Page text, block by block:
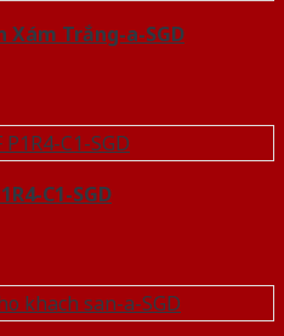
Xám Trắng-a-SGD
C1-SGD